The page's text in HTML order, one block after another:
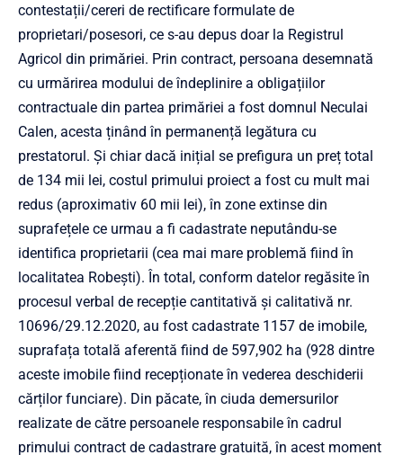
contestații/cereri de rectificare formulate de
proprietari/posesori, ce s-au depus doar la Registrul
Agricol din primăriei. Prin contract, persoana desemnată
cu urmărirea modului de îndeplinire a obligațiilor
contractuale din partea primăriei a fost domnul Neculai
Calen, acesta ținând în permanență legătura cu
prestatorul. Și chiar dacă inițial se prefigura un preț total
de 134 mii lei, costul primului proiect a fost cu mult mai
redus (aproximativ 60 mii lei), în zone extinse din
suprafețele ce urmau a fi cadastrate neputându-se
identifica proprietarii (cea mai mare problemă fiind în
localitatea Robești). În total, conform datelor regăsite în
procesul verbal de recepție cantitativă și calitativă nr.
10696/29.12.2020, au fost cadastrate 1157 de imobile,
suprafața totală aferentă fiind de 597,902 ha (928 dintre
aceste imobile fiind recepționate în vederea deschiderii
cărților funciare). Din păcate, în ciuda demersurilor
realizate de către persoanele responsabile în cadrul
primului contract de cadastrare gratuită, în acest moment